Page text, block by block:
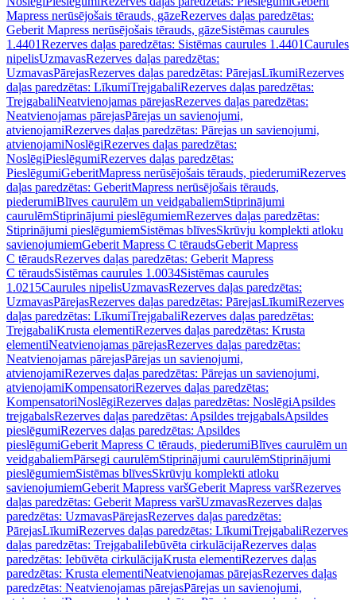
Mapress nerūsējošais tērauds, gāzeRezerves daļas paredzētas:
Geberit Mapress nerūsējošais tērauds, gāzeSistēmas caurules
1.4401Rezerves daļas paredzētas: Sistēmas caurules 1.4401Caurules
nipelisUzmavasRezerves daļas paredzētas:
UzmavasPārejasRezerves daļas paredzētas: PārejasLīkumiRezerves
daļas paredzētas: LīkumiTrejgabaliRezerves daļas paredzētas:
TrejgabaliNeatvienojamas pārejasRezerves daļas paredzētas:
Neatvienojamas pārejasPārejas un savienojumi,
atvienojamiRezerves daļas paredzētas: Pārejas un savienojumi,
atvienojamiNoslēgiRezerves daļas paredzētas:
NoslēgiPieslēgumiRezerves daļas paredzētas:
PieslēgumiGeberitMapress nerūsējošais tērauds, piederumiRezerves
daļas paredzētas: GeberitMapress nerūsējošais tērauds,
piederumiBlīves caurulēm un veidgabaliemStiprinājumi
caurulēmStiprinājumi pieslēgumiemRezerves daļas paredzētas:
Stiprinājumi pieslēgumiemSistēmas blīvesSkrūvju komplekti atloku
savienojumiemGeberit Mapress C tēraudsGeberit Mapress
C tēraudsRezerves daļas paredzētas: Geberit Mapress
C tēraudsSistēmas caurules 1.0034Sistēmas caurules
1.0215Caurules nipelisUzmavasRezerves daļas paredzētas:
UzmavasPārejasRezerves daļas paredzētas: PārejasLīkumiRezerves
daļas paredzētas: LīkumiTrejgabaliRezerves daļas paredzētas:
TrejgabaliKrusta elementiRezerves daļas paredzētas: Krusta
elementiNeatvienojamas pārejasRezerves daļas paredzētas:
Neatvienojamas pārejasPārejas un savienojumi,
atvienojamiRezerves daļas paredzētas: Pārejas un savienojumi,
atvienojamiKompensatoriRezerves daļas paredzētas:
KompensatoriNoslēgiRezerves daļas paredzētas: NoslēgiApsildes
trejgabalsRezerves daļas paredzētas: Apsildes trejgabalsApsildes
pieslēgumiRezerves daļas paredzētas: Apsildes
pieslēgumiGeberit Mapress C tērauds, piederumiBlīves caurulēm un
veidgabaliemPārsegi caurulēmStiprinājumi caurulēmStiprinājumi
pieslēgumiemSistēmas blīvesSkrūvju komplekti atloku
savienojumiemGeberit Mapress varšGeberit Mapress varšRezerves
daļas paredzētas: Geberit Mapress varšUzmavasRezerves daļas
paredzētas: UzmavasPārejasRezerves daļas paredzētas:
PārejasLīkumiRezerves daļas paredzētas: LīkumiTrejgabaliRezerves
daļas paredzētas: TrejgabaliIebūvēta cirkulācijaRezerves daļas
paredzētas: Iebūvēta cirkulācijaKrusta elementiRezerves daļas
paredzētas: Krusta elementiNeatvienojamas pārejasRezerves daļas
paredzētas: Neatvienojamas pārejasPārejas un savienojumi,